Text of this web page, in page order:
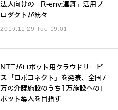
法人向けの「R-env:連舞」活用プ
ロダクトが続々
2016.11.29 Tue 19:01
NTTがロボット用クラウドサービ
ス「ロボコネクト」を発表、全国7
万の介護施設のうち1万施設へのロ
ボット導入を目指す